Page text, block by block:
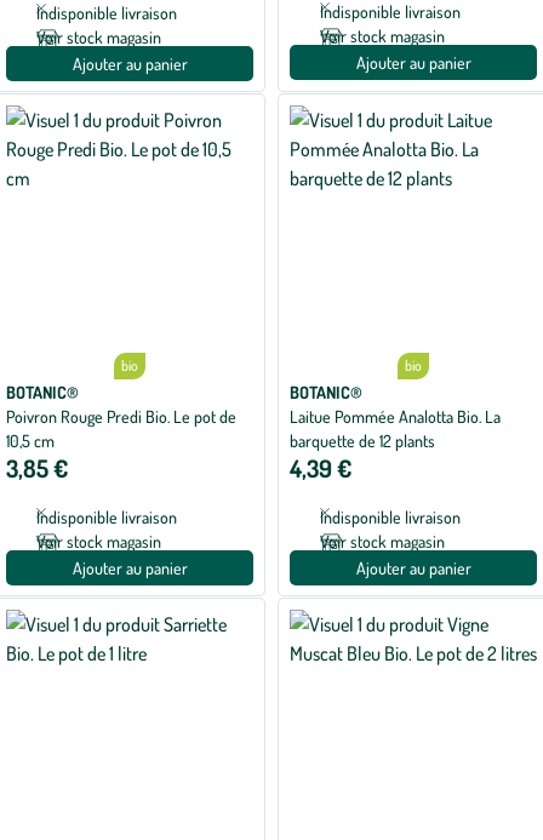
Indisponible livraison
Voir stock magasin
Ajouter au panier
Indisponible livraison
Voir stock magasin
Ajouter au panier
bio
BOTANIC®
Poivron Rouge Predi Bio. Le pot de
10,5 cm
3,85 €
Indisponible livraison
Voir stock magasin
Ajouter au panier
bio
BOTANIC®
Laitue Pommée Analotta Bio. La
barquette de 12 plants
4,39 €
Indisponible livraison
Voir stock magasin
Ajouter au panier